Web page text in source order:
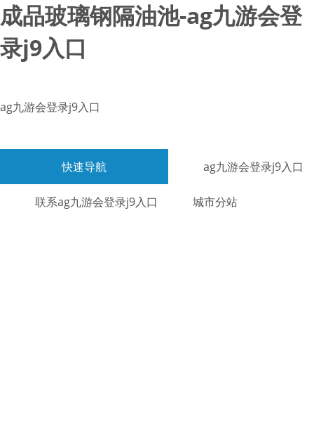
成品玻璃钢隔油池-ag九游会登
录j9入口
ag九游会登录j9入口
快速导航 ag九游会登录j9入口
联系ag九游会登录j9入口 城市分站